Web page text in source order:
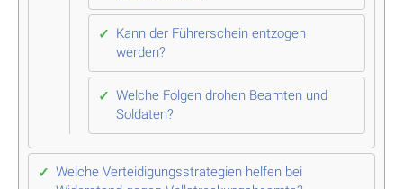
Kann der Führerschein entzogen
werden?
Welche Folgen drohen Beamten und
Soldaten?
Welche Verteidigungsstrategien helfen bei